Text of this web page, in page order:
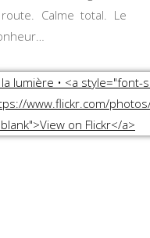
Calme total. Le